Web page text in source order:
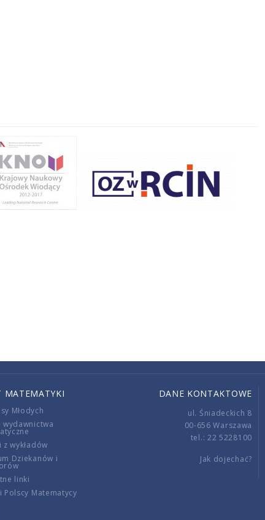
MATEMATYKI
Młodych
wydawnictwa
wykładów
Dziekanów i
linki
Polscy Matematycy
DANE KONTAKTOWE
ul. Śniadeckich 8
00-656 Warszawa
tel.: 22 5228100
Jak dojechać?